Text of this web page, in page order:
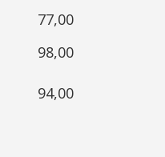
77,00
98,00
94,00